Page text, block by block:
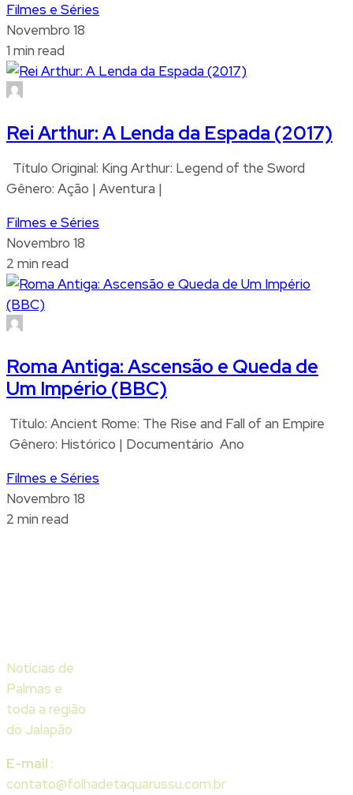
Filmes e Séries
Novembro 18
1 min read
Rei Arthur: A Lenda da Espada (2017)
Título Original: King Arthur: Legend of the Sword
Gênero: Ação | Aventura |
Filmes e Séries
Novembro 18
2 min read
Roma Antiga: Ascensão e Queda de
Um Império (BBC)
Título: Ancient Rome: The Rise and Fall of an Empire
Gênero: Histórico | Documentário Ano
Filmes e Séries
Novembro 18
2 min read
Notícias de
Palmas e
toda a região
do Jalapão
E-mail :
contato@folhadetaquarussu.com.br